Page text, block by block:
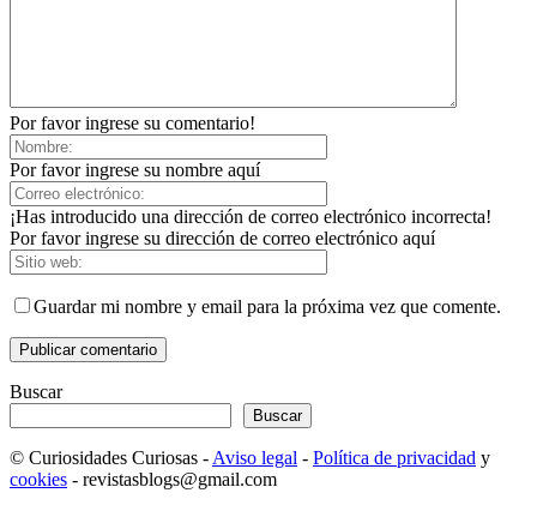
Por favor ingrese su comentario!
Por favor ingrese su nombre aquí
¡Has introducido una dirección de correo electrónico incorrecta!
Por favor ingrese su dirección de correo electrónico aquí
Guardar mi nombre y email para la próxima vez que comente.
Buscar
Buscar
© Curiosidades Curiosas - Aviso legal - Política de privacidad y
cookies - revistasblogs@gmail.com